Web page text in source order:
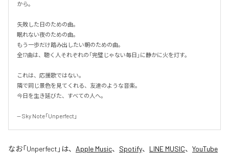
から。
失敗した日のための曲。
眠れない夜のための曲。
もう一歩だけ踏み出したい朝のための曲。
全17曲は、聴く人それぞれの「完璧じゃない毎日」に静かに火を灯す。
これは、応援歌ではない。
隣で同じ景色を見てくれる、友達のような音楽。
今日を生き延びた、すべての人へ。
-- Sky Note「Unperfect」
なお「Unperfect 」は、 Apple Music、 Spotify、 LINE MUSIC、 YouTube